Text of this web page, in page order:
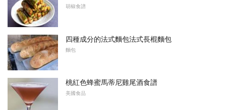
胡椒食譜
四種成分的法式麵包法式長棍麵包
麵包
桃紅色蜂蜜馬蒂尼雞尾酒食譜
美國食品